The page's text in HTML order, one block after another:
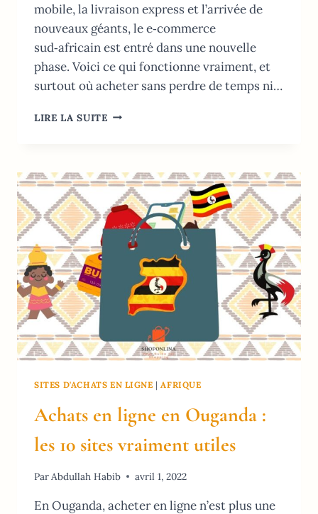
mobile, la livraison express et l’arrivée de
nouveaux géants, le e‑commerce
sud‑africain est entré dans une nouvelle
phase. Voici ce qui fonctionne vraiment, et
surtout où acheter sans perdre de temps ni…
LIRE LA SUITETOP
SITES
DE
VENTE
EN
LIGNE
AFRIQUE
SITES D'ACHATS EN LIGNE |AFRIQUE
Achats en ligne en Ouganda :
les 10 sites vraiment utiles
ParAbdullah Habib avril 1, 2022
En Ouganda, acheter en ligne n’est plus une